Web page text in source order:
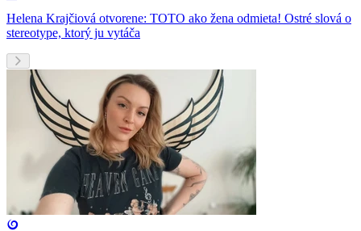
Helena Krajčiová otvorene: TOTO ako žena odmieta! Ostré slová o
stereotype, ktorý ju vytáča